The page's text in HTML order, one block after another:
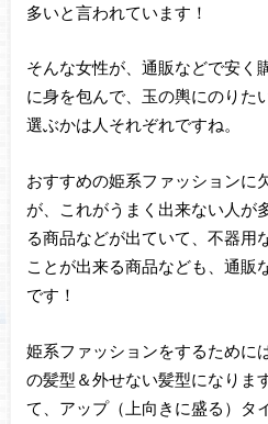
多いと言われています！
そんな女性が、通販などで安く
に身を包んで、玉の輿にのりた
選ぶかは人それぞれですね。
おすすめの姫系ファッションに
が、これがうまく出来ない人が
る商品などが出ていて、不器用
ことが出来る商品なども、通販
です！
姫系ファッションをするために
の髪型＆外せない髪型になりま
て、アップ（上向きに盛る）タ